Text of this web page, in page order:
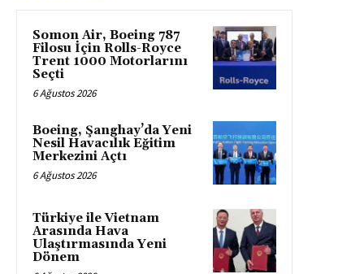
Somon Air, Boeing 787
Filosu İçin Rolls-Royce
Trent 1000 Motorlarını
Seçti
6 Ağustos 2026
Boeing, Şanghay’da Yeni
Nesil Havacılık Eğitim
Merkezini Açtı
6 Ağustos 2026
Türkiye ile Vietnam
Arasında Hava
Ulaştırmasında Yeni
Dönem